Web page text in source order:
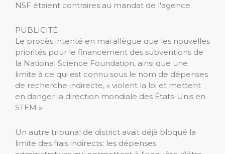
NSF étaient contraires au mandat de l'agence.
PUBLICITÉ
Le procès intenté en mai allègue que les nouvelles
priorités pour le financement des subventions de
la National Science Foundation, ainsi que une
limite à ce qui est connu sous le nom de dépenses
de recherche indirecte, « violent la loi et mettent
en danger la direction mondiale des États-Unis en
STEM ».
Un autre tribunal de district avait déjà bloqué la
limite des frais indirects: les dépenses